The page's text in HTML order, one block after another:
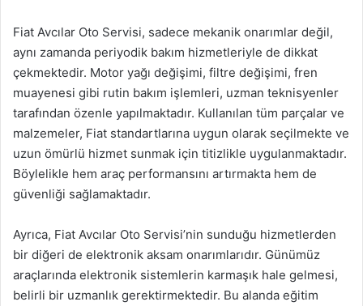
Fiat Avcılar Oto Servisi, sadece mekanik onarımlar değil,
aynı zamanda periyodik bakım hizmetleriyle de dikkat
çekmektedir. Motor yağı değişimi, filtre değişimi, fren
muayenesi gibi rutin bakım işlemleri, uzman teknisyenler
tarafından özenle yapılmaktadır. Kullanılan tüm parçalar ve
malzemeler, Fiat standartlarına uygun olarak seçilmekte ve
uzun ömürlü hizmet sunmak için titizlikle uygulanmaktadır.
Böylelikle hem araç performansını artırmakta hem de
güvenliği sağlamaktadır.
Ayrıca, Fiat Avcılar Oto Servisi’nin sunduğu hizmetlerden
bir diğeri de elektronik aksam onarımlarıdır. Günümüz
araçlarında elektronik sistemlerin karmaşık hale gelmesi,
belirli bir uzmanlık gerektirmektedir. Bu alanda eğitim